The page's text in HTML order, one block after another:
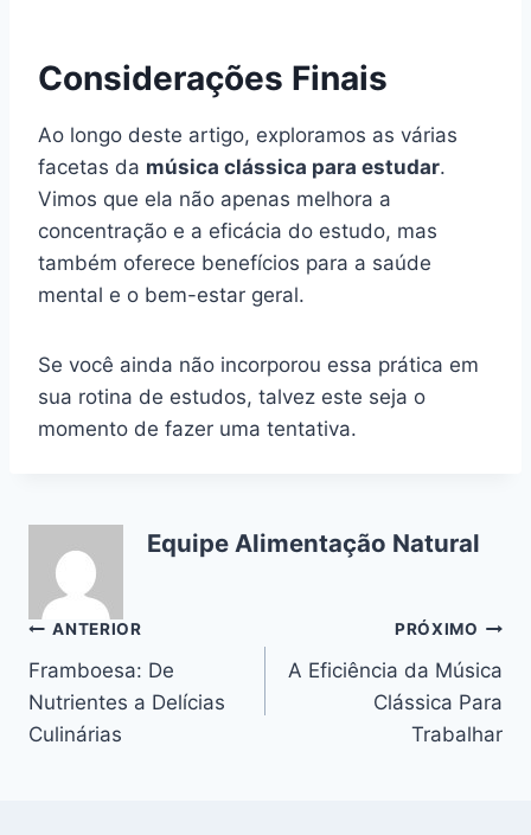
Considerações Finais
Ao longo deste artigo, exploramos as várias
facetas da música clássica para estudar.
Vimos que ela não apenas melhora a
concentração e a eficácia do estudo, mas
também oferece benefícios para a saúde
mental e o bem-estar geral.
Se você ainda não incorporou essa prática em
sua rotina de estudos, talvez este seja o
momento de fazer uma tentativa.
Equipe Alimentação Natural
Navegação
de
Post
ANTERIOR
Framboesa: De
Nutrientes a Delícias
Culinárias
PRÓXIMO
A Eficiência da Música
Clássica Para
Trabalhar